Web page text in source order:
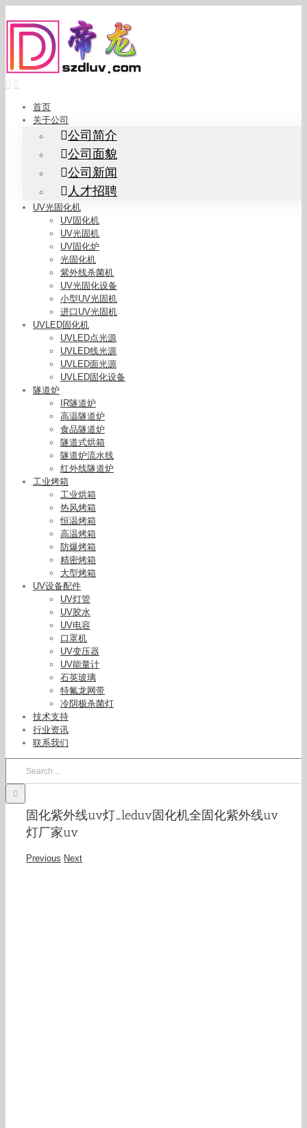
to
content
首页
关于公司
公司简介
公司面貌
公司新闻
人才招聘
UV光固化机
UV固化机
UV光固机
UV固化炉
光固化机
紫外线杀菌机
UV光固化设备
小型UV光固机
进口UV光固机
UVLED固化机
UVLED点光源
UVLED线光源
UVLED面光源
UVLED固化设备
隧道炉
IR隧道炉
高温隧道炉
食品隧道炉
隧道式烘箱
隧道炉流水线
红外线隧道炉
工业烤箱
工业烘箱
热风烤箱
恒温烤箱
高温烤箱
防爆烤箱
精密烤箱
大型烤箱
UV设备配件
UV灯管
UV胶水
UV电容
口罩机
UV变压器
UV能量计
石英玻璃
特氟龙网带
冷阴极杀菌灯
技术支持
行业资讯
联系我们
固化紫外线uv灯_leduv固化机全固化紫外线uv
灯厂家uv
Previous Next